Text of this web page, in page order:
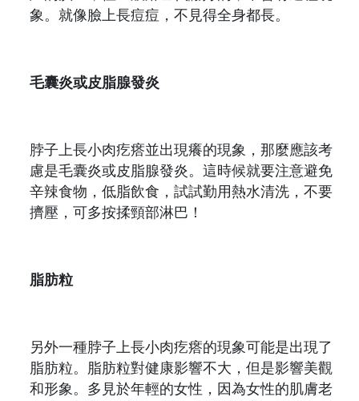
象。就像臉上長痘痘，不見得全身都長。
毛囊炎或皮脂腺發炎
脖子上長小肉疙瘩並出現癢的現象，那麼應該考
慮是毛囊炎或皮脂腺發炎。這時候就要注意避免
辛辣食物，低脂飲食，試試勤用熱水清洗，不要
擠壓，可多按揉頸部淋巴！
脂肪粒
另外一種脖子上長小肉疙瘩的現象可能是出現了
脂肪粒。脂肪粒對健康影響不大，但是影響美觀
和形象。多見於年輕的女性，因為女性的肌膚老